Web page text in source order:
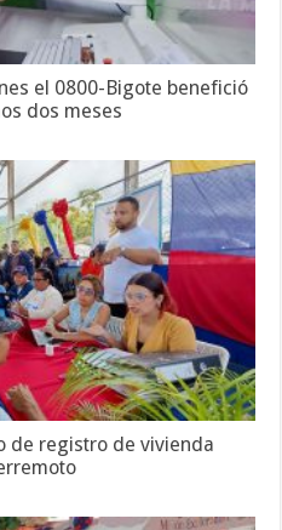
el 0800-Bigote benefició
dos meses
de registro de vivienda